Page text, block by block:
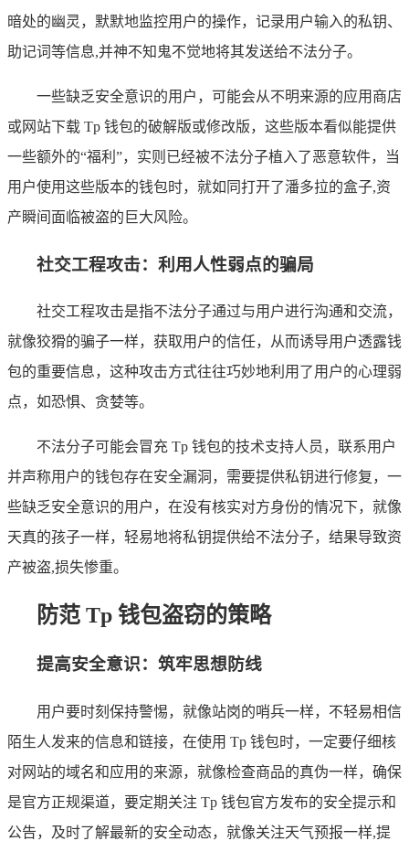
暗处的幽灵，默默地监控用户的操作，记录用户输入的私钥、
助记词等信息,并神不知鬼不觉地将其发送给不法分子。
一些缺乏安全意识的用户，可能会从不明来源的应用商店
或网站下载 Tp 钱包的破解版或修改版，这些版本看似能提供
一些额外的“福利”，实则已经被不法分子植入了恶意软件，当
用户使用这些版本的钱包时，就如同打开了潘多拉的盒子,资
产瞬间面临被盗的巨大风险。
社交工程攻击：利用人性弱点的骗局
社交工程攻击是指不法分子通过与用户进行沟通和交流，
就像狡猾的骗子一样，获取用户的信任，从而诱导用户透露钱
包的重要信息，这种攻击方式往往巧妙地利用了用户的心理弱
点，如恐惧、贪婪等。
不法分子可能会冒充 Tp 钱包的技术支持人员，联系用户
并声称用户的钱包存在安全漏洞，需要提供私钥进行修复，一
些缺乏安全意识的用户，在没有核实对方身份的情况下，就像
天真的孩子一样，轻易地将私钥提供给不法分子，结果导致资
产被盗,损失惨重。
防范 Tp 钱包盗窃的策略
提高安全意识：筑牢思想防线
用户要时刻保持警惕，就像站岗的哨兵一样，不轻易相信
陌生人发来的信息和链接，在使用 Tp 钱包时，一定要仔细核
对网站的域名和应用的来源，就像检查商品的真伪一样，确保
是官方正规渠道，要定期关注 Tp 钱包官方发布的安全提示和
公告，及时了解最新的安全动态，就像关注天气预报一样,提